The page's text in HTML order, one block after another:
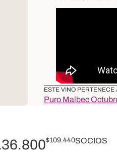
ESTE VINO PERTENECE
Puro Malbec
$109.440SOCIOS